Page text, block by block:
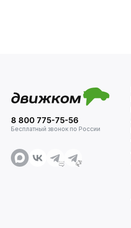
8 800 775-75-56
Бесплатный звонок по России